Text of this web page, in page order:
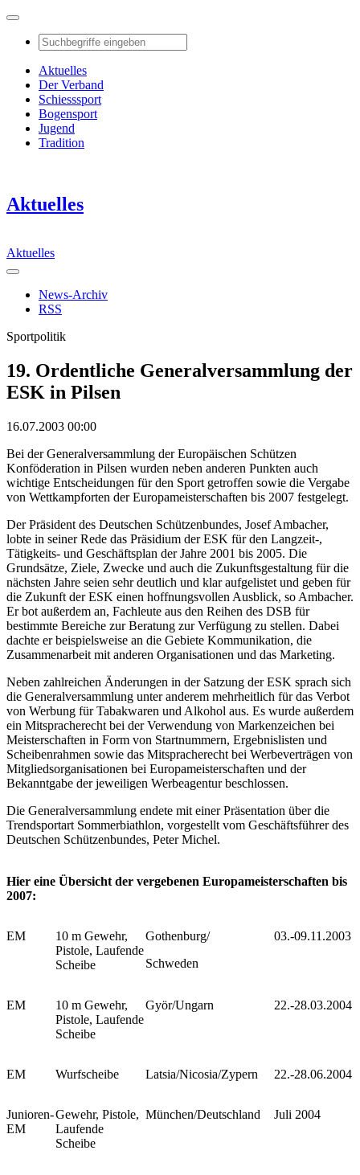
Aktuelles
Der Verband
Schiesssport
Bogensport
Jugend
Tradition
Aktuelles
Aktuelles
News-Archiv
RSS
Sportpolitik
19. Ordentliche Generalversammlung der
ESK in Pilsen
16.07.2003 00:00
Bei der Generalversammlung der Europäischen Schützen
Konföderation in Pilsen wurden neben anderen Punkten auch
wichtige Entscheidungen für den Sport getroffen sowie die Vergabe
von Wettkampforten der Europameisterschaften bis 2007 festgelegt.
Der Präsident des Deutschen Schützenbundes, Josef Ambacher,
lobte in seiner Rede das Präsidium der ESK für den Langzeit-,
Tätigkeits- und Geschäftsplan der Jahre 2001 bis 2005. Die
Grundsätze, Ziele, Zwecke und auch die Zukunftsgestaltung für die
nächsten Jahre seien sehr deutlich und klar aufgelistet und geben für
die Zukunft der ESK einen hoffnungsvollen Ausblick, so Ambacher.
Er bot außerdem an, Fachleute aus den Reihen des DSB für
bestimmte Bereiche zur Beratung zur Verfügung zu stellen. Dabei
dachte er beispielsweise an die Gebiete Kommunikation, die
Zusammenarbeit mit anderen Organisationen und das Marketing.
Neben zahlreichen Änderungen in der Satzung der ESK sprach sich
die Generalversammlung unter anderem mehrheitlich für das Verbot
von Werbung für Tabakwaren und Alkohol aus. Es wurde außerdem
ein Mitspracherecht bei der Verwendung von Markenzeichen bei
Meisterschaften in Form von Startnummern, Ergebnislisten und
Scheibenrahmen sowie das Mitspracherecht bei Werbeverträgen von
Mitgliedsorganisationen bei Europameisterschaften und der
Bekanntgabe der jeweiligen Werbeagentur beschlossen.
Die Generalversammlung endete mit einer Präsentation über die
Trendsportart Sommerbiathlon, vorgestellt vom Geschäftsführer des
Deutschen Schützenbundes, Peter Michel.
Hier eine Übersicht der vergebenen Europameisterschaften bis
2007:
EM
10 m Gewehr,
Pistole, Laufende
Scheibe
Gothenburg/
Schweden
03.-09.11.2003
EM
10 m Gewehr,
Pistole, Laufende
Scheibe
Györ/Ungarn 22.-28.03.2004
EM Wurfscheibe Latsia/Nicosia/Zypern 22.-28.06.2004
Junioren-
EM
Gewehr, Pistole,
Laufende
Scheibe
München/Deutschland Juli 2004